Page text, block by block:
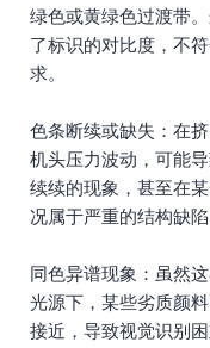
绿色或黄绿色过渡带
了标识的对比度，不
求。
色条断续或缺失：在
机头压力波动，可能
续续的现象，甚至在
况属于严重的结构缺
同色异谱现象：虽然
光源下，某些劣质颜
接近，导致视觉识别